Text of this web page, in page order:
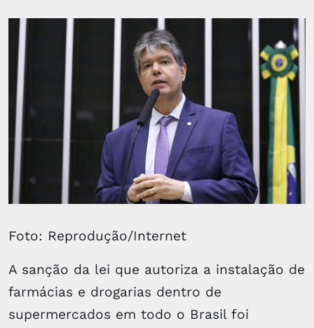
Foto: Reprodução/Internet
A sanção da lei que autoriza a instalação de
farmácias e drogarias dentro de
supermercados em todo o Brasil foi